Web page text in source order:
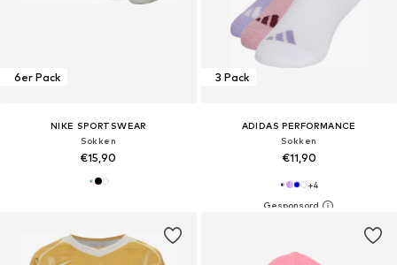
6er Pack
NIKE SPORTSWEAR
Sokken
€15,90
3 Pack
ADIDAS PERFORMANCE
Sokken
€11,90
+4